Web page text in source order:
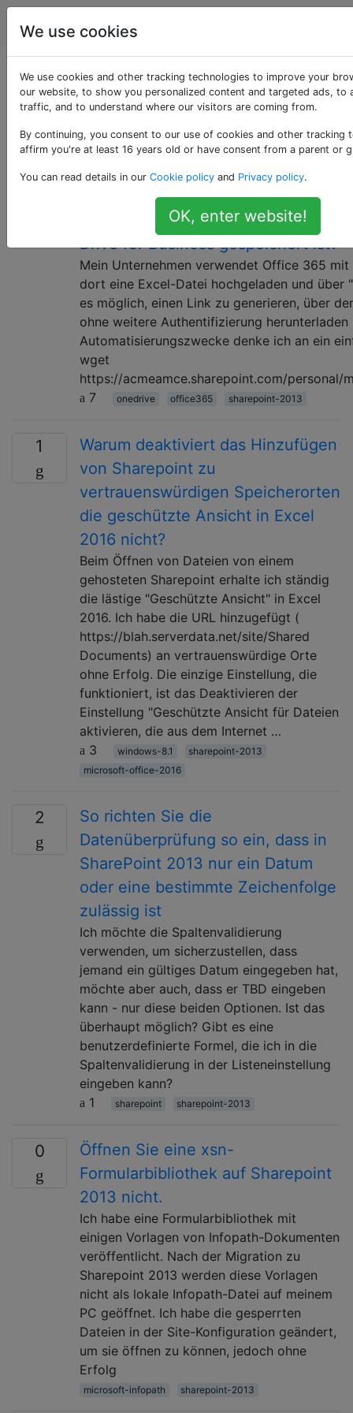
Computerbenutzer
Als «sharepoint-
2013» getaggte
Fragen
Wie erhalte ich in Office 365 einen
Download-Link für ein Excel-
Drive for Business gespeichert ist?
Mein Unternehmen verwendet Office 365 mit
dort eine Excel-Datei hochgeladen und über
es möglich, einen Link zu generieren, über
ohne weitere Authentifizierung herunterladen
Automatisierungszwecke denke ich an ein
wget
https://acmeamce.sharepoint.com/personal/
7
onedrive office365 sharepoint-2013
1
Warum deaktiviert das Hinzufügen
von Sharepoint zu
vertrauenswürdigen Speicherorten
die geschützte Ansicht in Excel
2016 nicht?
Beim Öffnen von Dateien von einem
gehosteten Sharepoint erhalte ich ständig
die lästige "Geschützte Ansicht" in Excel
2016. Ich habe die URL hinzugefügt (
https://blah.serverdata.net/site/Shared
Documents) an vertrauenswürdige Orte
ohne Erfolg. Die einzige Einstellung, die
funktioniert, ist das Deaktivieren der
Einstellung "Geschützte Ansicht für Dateien
aktivieren, die aus dem Internet …
3
windows-8.1
sharepoint-2013
microsoft-office-2016
2
So richten Sie die
Datenüberprüfung so ein, dass in
SharePoint 2013 nur ein Datum
oder eine bestimmte Zeichenfolge
zulässig ist
Ich möchte die Spaltenvalidierung
verwenden, um sicherzustellen, dass
jemand ein gültiges Datum eingegeben hat,
möchte aber auch, dass er TBD eingeben
kann - nur diese beiden Optionen. Ist das
überhaupt möglich? Gibt es eine
benutzerdefinierte Formel, die ich in die
Spaltenvalidierung in der Listeneinstellung
eingeben kann?
1
sharepoint sharepoint-2013
0
Öffnen Sie eine xsn-
Formularbibliothek auf Sharepoint
2013 nicht.
Ich habe eine Formularbibliothek mit
einigen Vorlagen von Infopath-Dokumenten
veröffentlicht. Nach der Migration zu
Sharepoint 2013 werden diese Vorlagen
nicht als lokale Infopath-Datei auf meinem
PC geöffnet. Ich habe die gesperrten
Dateien in der Site-Konfiguration geändert,
um sie öffnen zu können, jedoch ohne
Erfolg
microsoft-infopath sharepoint-2013
We use cookies
We use cookies and other tracking technologies to improve your
our website, to show you personalized content and targeted ads, to
traffic, and to understand where our visitors are coming from.
By continuing, you consent to our use of cookies and other tracking
affirm you're at least 16 years old or have consent from a parent or
You can read details in our Cookie policy and Privacy policy.
OK, enter website!